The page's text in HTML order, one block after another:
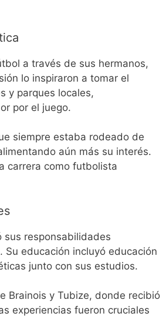
a través de sus hermanos,
lo inspiraron a tomar el
y parques locales,
por el juego.
siempre estaba rodeado de
aún más su interés.
carrera como futbolista
sus responsabilidades
educación incluyó educación
junto con sus estudios.
Brainois y Tubize, donde recibió
experiencias fueron cruciales